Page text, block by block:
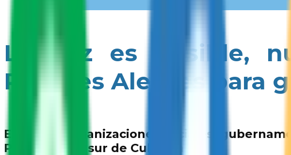
La Paz es Posible,
Parques Alegres para
Escuelas, organizaciones sociales,
Posible en el sur de Culiacán